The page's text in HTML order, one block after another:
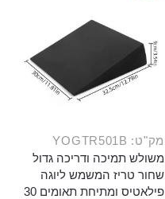
מק"ט: YOGTR501B
משולש תמיכה ודריכה גדול
שחור טריז המשמש ליוגה
פילאטיס ומתיחת תאומים 30